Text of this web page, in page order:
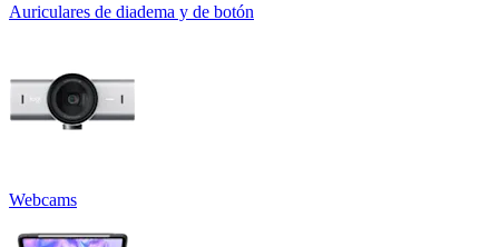
Auriculares de diadema y de botón
Webcams